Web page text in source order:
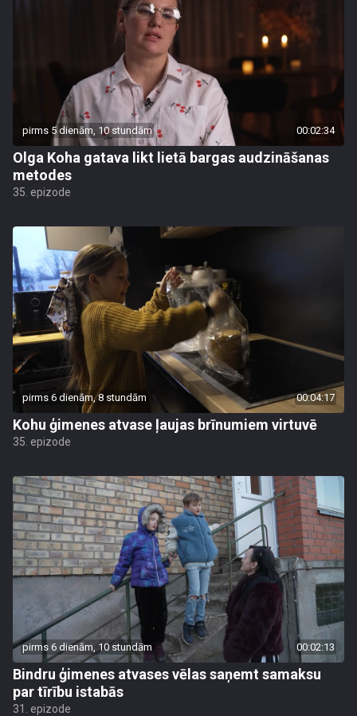
pirms 5 dienām, 10 stundām 00:02:34
Olga Koha gatava likt lietā bargas audzināšanas
metodes
35. epizode
pirms 6 dienām, 8 stundām 00:04:17
Kohu ģimenes atvase ļaujas brīnumiem virtuvē
35. epizode
pirms 6 dienām, 10 stundām 00:02:13
Bindru ģimenes atvases vēlas saņemt samaksu
par tīrību istabās
31. epizode